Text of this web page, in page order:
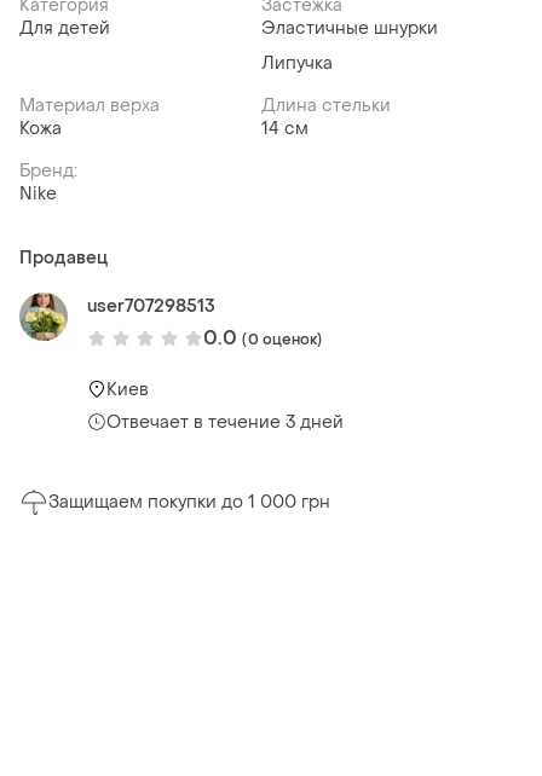
Категория
Для детей
Застежка
Эластичные шнурки
Липучка
Материал верха
Кожа
Длина стельки
14 см
Бренд:
Nike
Продавец
user707298513
0.0 (0 оценок)
Киев
Отвечает в течение 3 дней
Защищаем покупки до 1 000 грн